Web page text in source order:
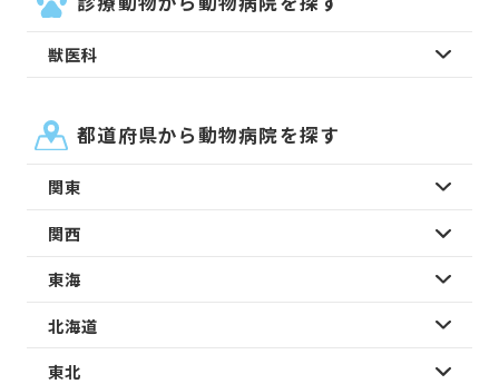
獣医科
都道府県から動物病院を探す
関東
関西
東海
北海道
東北